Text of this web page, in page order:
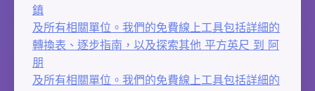
鎮
及所有相關單位。我們的免費線上工具包括詳細的
轉換表、逐步指南，以及探索其他 平方英尺 到 阿
朋
及所有相關單位。我們的免費線上工具包括詳細的